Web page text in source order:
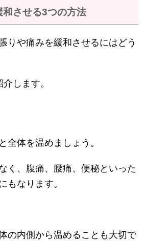
和させる3つの方法
りや痛みを緩和させるにはどう
します。
全体を温めましょう。
く、腹痛、腰痛、便秘といった
もなります。
の内側から温めることも大切で